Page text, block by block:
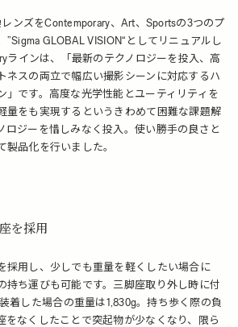
ンズをContemporary、Art、Sportsの3つのプ
GLOBAL VISION“としてリニュアルし
ラインは、「最新のテクノロジーを投入、高
ネスの両立で幅広い撮影シーンに対応するハ
」です。高度な光学性能とユーティリティを
量をも実現するというきわめて困難な課題解
ロジーを惜しみなく投入。使い勝手の良さと
製品化を行いました。
を採用
採用し、少しでも重量を軽くしたい場合に
持ち運びも可能です。三脚座取り外し時に付
着した場合の重量は1,830g。持ち歩く際の負
をなくしたことで突起物が少なくなり、限ら